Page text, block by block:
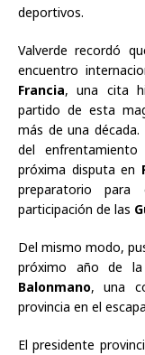
deportivos.
Valverde recordó
encuentro
Francia, una cita
partido de esta
más de una
del
próxima disputa en
preparatorio
participación de las
Del mismo modo,
próximo año de
Balonmano, una
provincia en el
El presidente